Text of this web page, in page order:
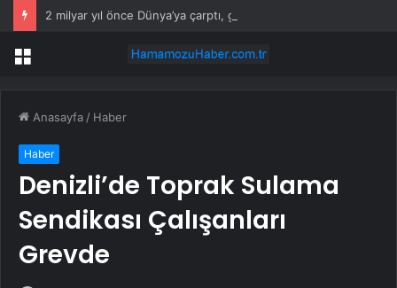
2 milyar yıl önce Dünya’ya çarptı, geriye dev bir iz bıraktı
Menü
Anasayfa / Haber
Haber
Denizli’de Toprak Sulama
Sendikası Çalışanları
Grevde